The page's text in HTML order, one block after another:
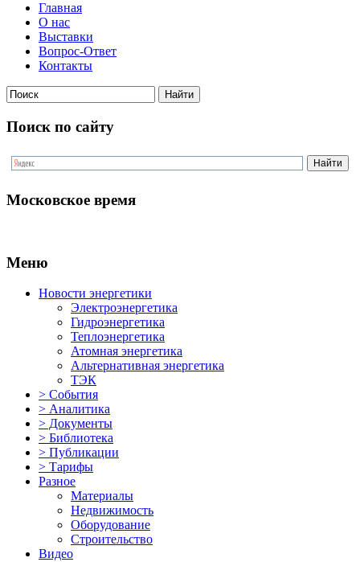
Главная
О нас
Выставки
Вопрос-Ответ
Контакты
Поиск по сайту
Московское время
Меню
Новости энергетики
Электроэнергетика
Гидроэнергетика
Теплоэнергетика
Атомная энергетика
Альтернативная энергетика
ТЭК
> События
> Аналитика
> Документы
> Библиотека
> Публикации
> Тарифы
Разное
Материалы
Недвижимость
Оборудование
Строительство
Видео